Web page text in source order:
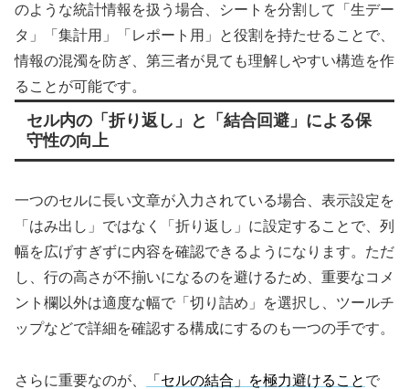
のような統計情報を扱う場合、シートを分割して「生デー
タ」「集計用」「レポート用」と役割を持たせることで、
情報の混濁を防ぎ、第三者が見ても理解しやすい構造を作
ることが可能です。
セル内の「折り返し」と「結合回避」による保
守性の向上
一つのセルに長い文章が入力されている場合、表示設定を
「はみ出し」ではなく「折り返し」に設定することで、列
幅を広げすぎずに内容を確認できるようになります。ただ
し、行の高さが不揃いになるのを避けるため、重要なコメ
ント欄以外は適度な幅で「切り詰め」を選択し、ツールチ
ップなどで詳細を確認する構成にするのも一つの手です。
さらに重要なのが、 「セルの結合」を極力避けること で